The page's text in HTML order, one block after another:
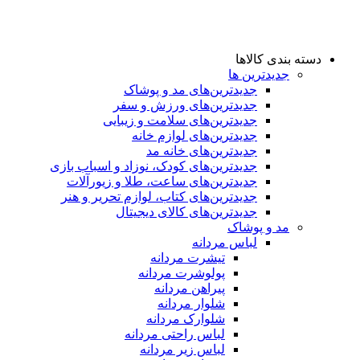
دسته بندی کالاها
جدیدترین ها
جدید‌ترین‌های مد و پوشاک
جدید‌ترین‌های ورزش و سفر
جدید‌ترین‌های سلامت و زیبایی
جدید‌ترین‌های لوازم خانه
جدیدترین‌های خانه مد
جدید‌ترین‌های کودک، نوزاد و اسباب بازی
جدید‌ترین‌های ساعت، طلا و زیورآلات
جدید‌ترین‌های کتاب، لوازم تحریر و هنر
جدید‌ترین‌های کالای دیجیتال
مد و پوشاک
لباس مردانه
تیشرت مردانه
پولوشرت مردانه
پیراهن مردانه
شلوار مردانه
شلوارک مردانه
لباس راحتی مردانه
لباس زیر مردانه